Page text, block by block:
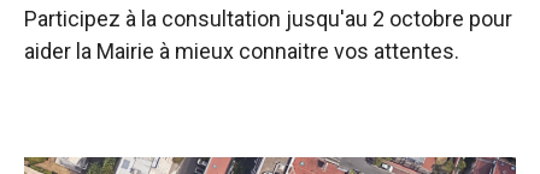
Participez à la consultation jusqu'au 2 octobre pour
aider la Mairie à mieux connaitre vos attentes.